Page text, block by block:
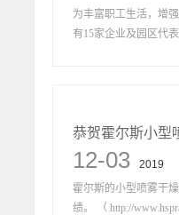
为丰富职工生活，增
有15家企业及园区代
恭贺霍尔斯小型
12-03
2019
霍尔斯的小型喷雾干
绩。 （ http://